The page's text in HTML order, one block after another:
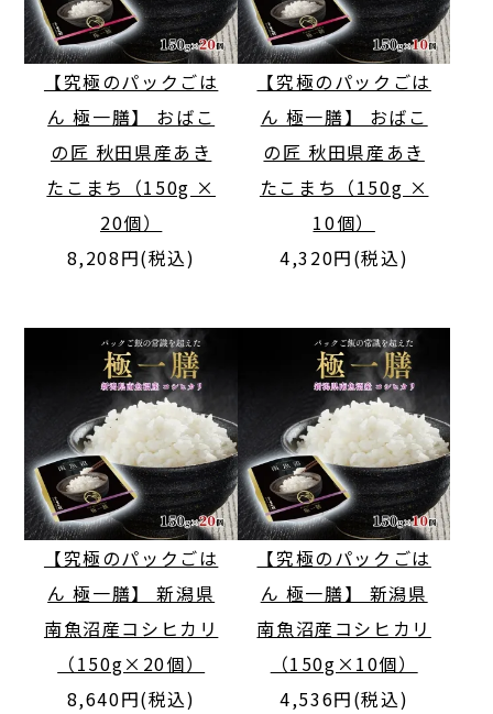
【究極のパックごは
ん 極一膳】 おばこ
の匠 秋田県産あき
たこまち（150g ×
20個）
8,208円(税込)
【究極のパックごは
ん 極一膳】 おばこ
の匠 秋田県産あき
たこまち（150g ×
10個）
4,320円(税込)
【究極のパックごは
ん 極一膳】 新潟県
南魚沼産コシヒカリ
（150g×20個）
8,640円(税込)
【究極のパックごは
ん 極一膳】 新潟県
南魚沼産コシヒカリ
（150g×10個）
4,536円(税込)